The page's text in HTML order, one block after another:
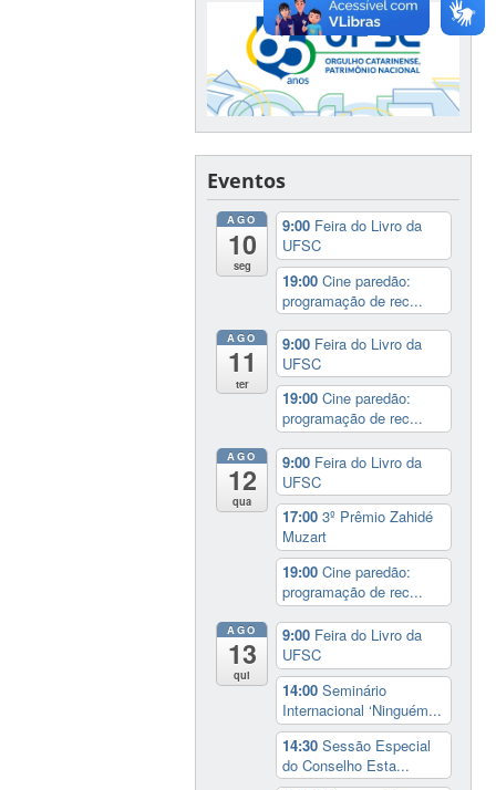
Eventos
AGO
10
seg
9:00 Feira do Livro da
UFSC
19:00Cine paredão:
programação de rec...
AGO
11
ter
9:00 Feira do Livro da
UFSC
19:00Cine paredão:
programação de rec...
AGO
12
qua
9:00 Feira do Livro da
UFSC
17:003º Prêmio Zahidé
Muzart
19:00Cine paredão:
programação de rec...
AGO
13
qui
9:00 Feira do Livro da
UFSC
14:00Seminário
Internacional ‘Ninguém...
14:30Sessão Especial
do Conselho Esta...